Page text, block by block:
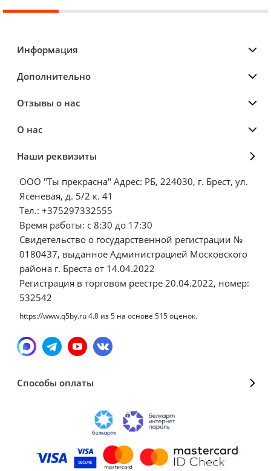
Информация
Дополнительно
Отзывы о нас
О нас
Наши реквизиты
ООО "Ты прекрасна" Адрес: РБ, 224030, г. Брест, ул.
Ясеневая, д. 5/2 к. 41
Тел.: +375297332555
Время работы: с 8:30 до 17:30
Свидетельство о государственной регистрации №
0180437, выданное Администрацией Московского
района г. Бреста от 14.04.2022
Регистрация в торговом реестре 20.04.2022, номер:
532542
https://www.q5by.ru4.8 из5 на основе 515оценок.
Способы оплаты